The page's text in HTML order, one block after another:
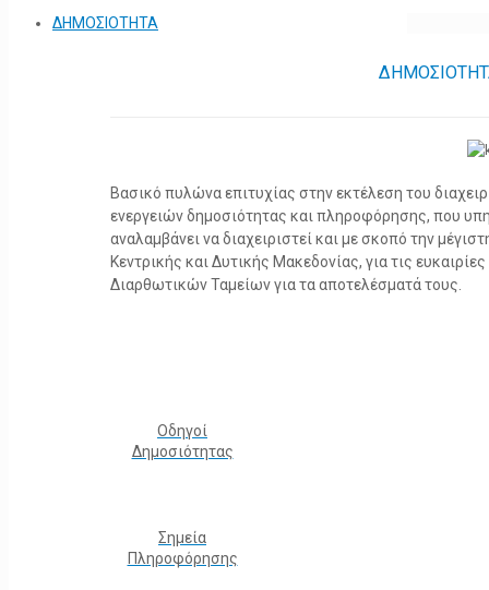
ΔΗΜΟΣΙΟΤΗΤΑ
Βασικό πυλώνα επιτυχίας στην εκτέλεση του
ενεργειών δημοσιότητας και πληροφόρησης, που
αναλαμβάνει να διαχειριστεί και με σκοπό την
Κεντρικής και Δυτικής Μακεδονίας, για τις
Διαρθωτικών Ταμείων για τα αποτελέσματά τους.
Οδηγοί
Δημοσιότητας
Σημεία
Πληροφόρησης